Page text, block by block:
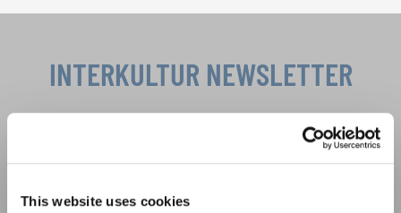
This website uses cookies
zustimmen. Sie können diese Einstellung jederzeit in den Cookie-Einstellungen
INTERKULTUR NEWSLETTER
Festivals, Chorwettbewerbe, Mitsingprojekte:
Auftrittsmöglichkeiten bekommen Sie im